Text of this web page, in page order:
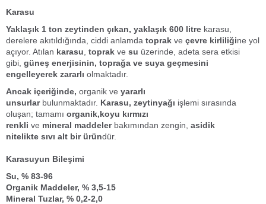
Karasu
Yaklaşık 1 ton zeytinden çıkan, yaklaşık 600 litre karasu,
derelere akıtıldığında, ciddi anlamda toprak ve çevre kirliliğine yol
açıyor. Atılan karasu toprak ve su üzerinde, adeta sera etkisi
gibi, güneş enerjisinin, toprağa ve suya geçmesini
engelleyerek zararlı olmaktadır.
Ancak içeriğinde, organik ve yararlı
unsurlar bulunmaktadır. Karasu, zeytinyağı işlemi sırasında
oluşan; tamamı organik,koyu kırmızı
renkli ve mineral maddelerbakımından zengin, asidik
nitelikte sıvı alt bir üründür.
Karasuyun Bileşimi
Su, % 83-96
Organik Maddeler, % 3,5-15
Mineral Tuzlar, % 0,2-2,0